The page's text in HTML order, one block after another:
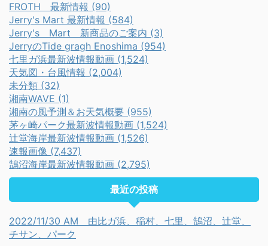
FROTH 最新情報 (90)
Jerry's Mart 最新情報 (584)
Jerry's Mart 新商品のご案内 (3)
JerryのTide gragh Enoshima (954)
七里ガ浜最新波情報動画 (1,524)
天気図・台風情報 (2,004)
未分類 (32)
湘南WAVE (1)
湘南の風予測＆お天気概要 (955)
茅ヶ崎パーク最新波情報動画 (1,524)
辻堂海岸最新波情報動画 (1,526)
速報画像 (7,437)
鵠沼海岸最新波情報動画 (2,795)
最近の投稿
2022/11/30 AM 由比ガ浜、稲村、七里、鵠沼、辻堂、
チサン、パーク